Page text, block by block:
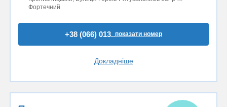
Фортечний
+38 (066) 013..показати номер
Докладніше